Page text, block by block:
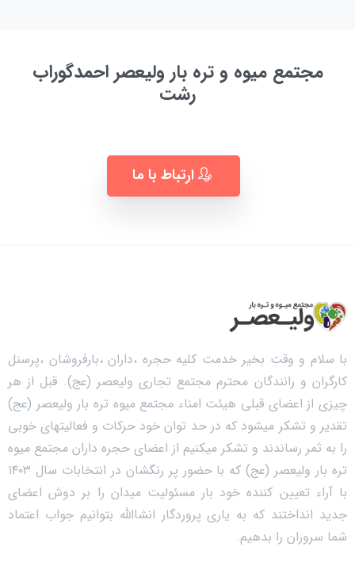
مجتمع میوه و تره بار ولیعصر احمدگوراب
رشت
ارتباط با ما
با سلام و وقت بخیر خدمت کلیه حجره ،داران ،بارفروشان ،پرسنل
کارگران و رانندگان محترم مجتمع تجاری ولیعصر (عج). قبل از هر
چیزی از اعضای قبلی هیئت امناء مجتمع میوه تره بار ولیعصر (عج)
تقدیر و تشکر میشود که در حد توان خود حرکات و فعالیتهای خوبی
را به ثمر رساندند و تشکر میکنیم از اعضای حجره داران مجتمع میوه
تره بار ولیعصر (عج) که با حضور پر رنگشان در انتخابات سال ۱۴۰۳
با آراء تعیین کننده خود بار مسئولیت میدان را بر دوش اعضای
جدید انداختند که به یاری پروردگار انشاالله بتوانیم جواب اعتماد
شما سروران را بدهیم.